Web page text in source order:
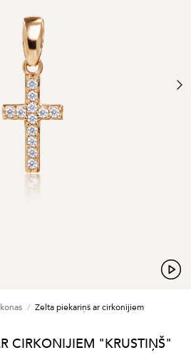
Zelta piekariņš ar cirkonijiem
CIRKONIJIEM "KRUSTIŅŠ"